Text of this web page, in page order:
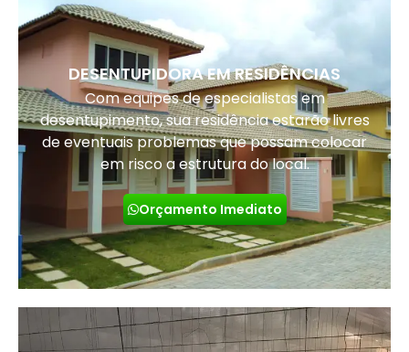
DESENTUPIDORA EM RESIDÊNCIAS
Com equipes de especialistas em
desentupimento, sua residência estarão livres
de eventuais problemas que possam colocar
em risco a estrutura do local.
Orçamento Imediato